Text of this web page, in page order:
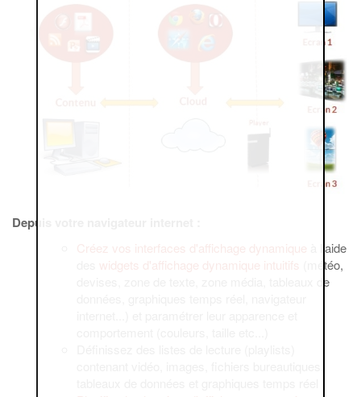
Depuis votre navigateur internet :
Créez vos interfaces d'affichage dynamique à l'aide
widgets d'affichage dynamique intuitifs (météo,
devises, zone de texte, zone média, tableaux de